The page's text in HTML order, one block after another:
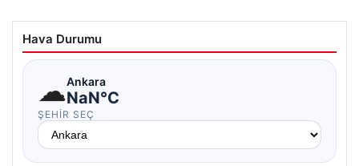
Hava Durumu
☁Ankara
NaN°C
ŞEHIR SEÇ